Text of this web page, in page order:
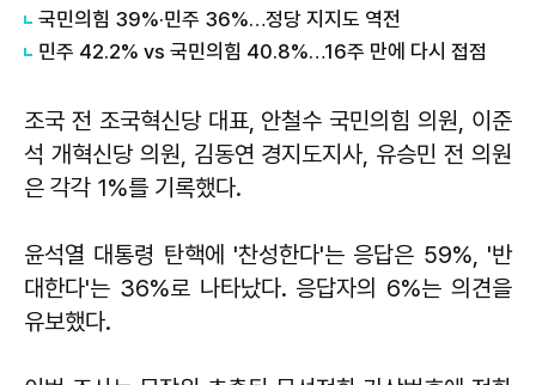
국민의힘 39%·민주 36%…정당 지지도 역전
민주 42.2% vs 국민의힘 40.8%…16주 만에 다시 접점
조국 전 조국혁신당 대표, 안철수 국민의힘 의원, 이준
석 개혁신당 의원, 김동연 경지도지사, 유승민 전 의원
은 각각 1%를 기록했다.
윤석열 대통령 탄핵에 '찬성한다'는 응답은 59%, '반
대한다'는 36%로 나타났다. 응답자의 6%는 의견을
유보했다.